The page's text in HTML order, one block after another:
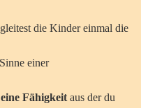
die Kinder einmal die
einer
Fähigkeit aus der du